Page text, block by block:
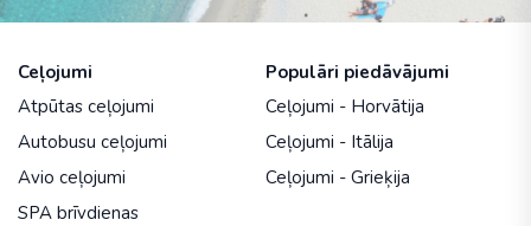
Ceļojumi
Atpūtas ceļojumi
Autobusu ceļojumi
Avio ceļojumi
SPA brīvdienas
Populāri piedāvājumi
Ceļojumi - Horvātija
Ceļojumi - Itālija
Ceļojumi - Grieķija